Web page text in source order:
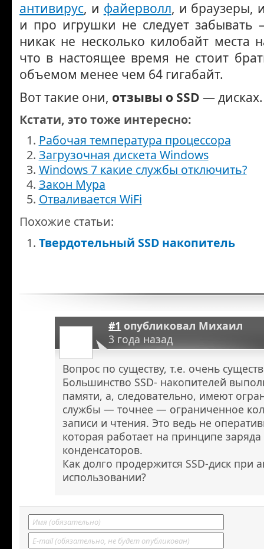
антивирус, и файерволл, и браузеры,
и про игрушки не следует забывать
никак не несколько килобайт места
что в настоящее время не стоит
объемом менее чем 64 гигабайт.
Вот такие они, отзывы о SSD —
Кстати, это тоже интересно:
Рабочая температура процессора
Загрузочная дискета Windows
Windows 7 какие службы отключить?
Закон Мура
Отваливается WiFi
Похожие статьи:
Твердотельный SSD накопитель
#1 опубликовал Михаил
3 года назад
Вопрос по существу, т.е. очень
Большинство SSD- накопителей
памяти, а, следовательно, имеют
службы — точнее — ограниченное
записи и чтения. Это ведь не
которая работает на принципе
конденсаторов.
Как долго продержится SSD-диск при
использовании?